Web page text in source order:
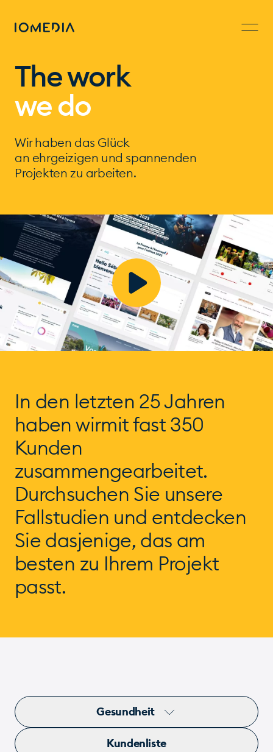
The work
we do
Wir haben das Glück
an ehrgeizigen und spannenden
Projekten zu arbeiten.
In den letzten 25 Jahren
haben wirmit fast 350
Kunden
zusammengearbeitet.
Durchsuchen Sie unsere
Fallstudien und entdecken
Sie dasjenige, das am
besten zu Ihrem Projekt
passt.
Gesundheit
Kundenliste